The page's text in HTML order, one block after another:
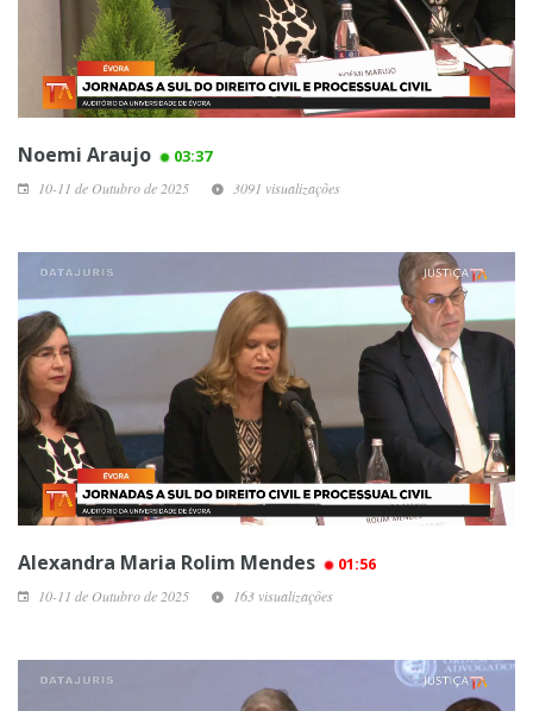
Noemi Araujo 03:37
10-11 de Outubro de 2025 3091 visualizações
Alexandra Maria Rolim Mendes 01:56
10-11 de Outubro de 2025 163 visualizações